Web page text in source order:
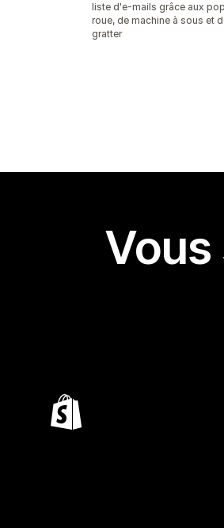
liste d'e-mails grâce aux
roue, de machine à sous et
gratter